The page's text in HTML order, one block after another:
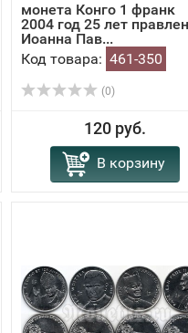
монета Конго 1 франк
2004 год 25 лет
Иоанна Пав...
Код товара: 461-350
(0)
120 руб.
В корзину